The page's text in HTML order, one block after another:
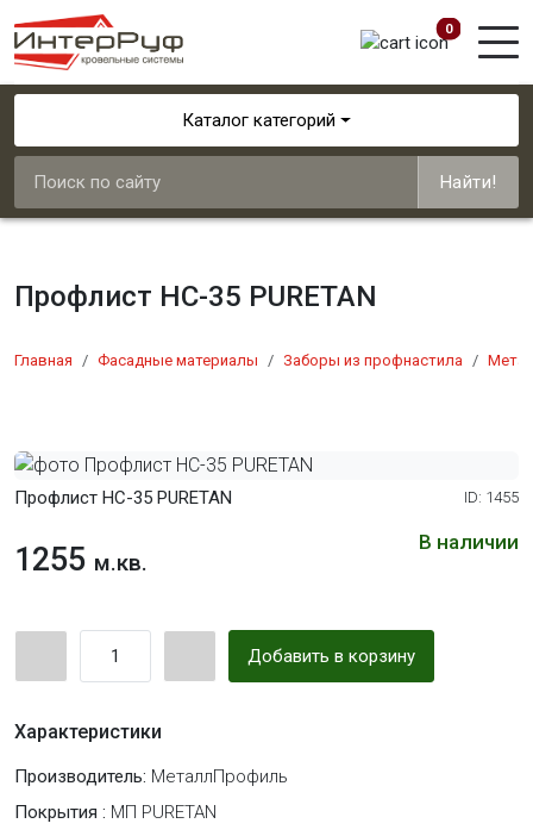
0
Каталог категорий
Найти!
Профлист НС-35 PURETAN
Главная Фасадные материалы Заборы из профнастила
Профлист НС-35 PURETAN ID: 1455
В наличии
1255 м.кв.
Добавить в корзину
Характеристики
Производитель: МеталлПрофиль
Покрытия : МП PURETAN